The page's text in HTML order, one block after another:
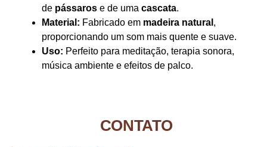
de pássaros e de uma cascata.
Material: Fabricado em madeira natural ,
proporcionando um som mais quente e suave.
Uso: Perfeito para meditação, terapia sonora,
música ambiente e efeitos de palco.
CONTATO